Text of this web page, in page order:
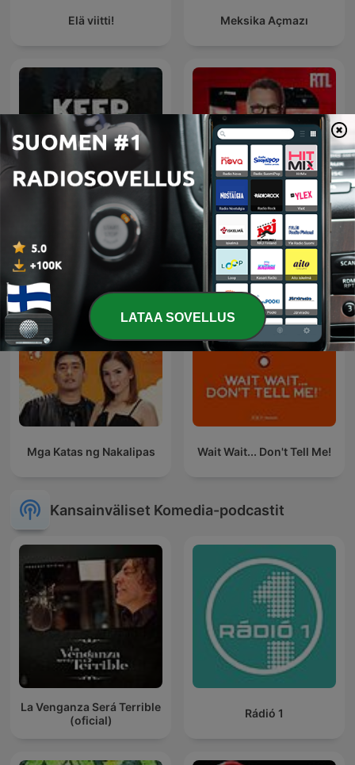
Elä viitti! Meksika Açmazı
Keep Canada Weird Les Grosses Têtes
Mga Katas ng Nakalipas Wait Wait... Don't Tell Me!
Kansainväliset Komedia-podcastit
La Venganza Será Terrible
(oficial)
Rádió 1
LATAA SOVELLUS